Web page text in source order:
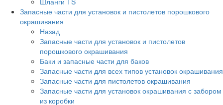
Запасные части для установок и пистолетов порошкового
окрашивания
Назад
Запасные части для установок и пистолетов
порошкового окрашивания
Баки и запасные части для баков
Запасные части для всех типов установок окрашивания
Запасные части для пистолетов окрашивания
Запасные части для установок окрашивания с забором
из коробки